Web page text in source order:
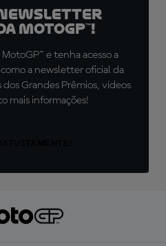
newsletter
MotoGP™!
e tenha acesso a
a newsletter oficial da
Grandes Prêmios, vídeos
mais informações!